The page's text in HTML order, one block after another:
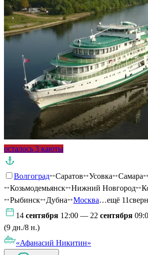
осталось 3 каюты
Волгоград Саратов Усовка Самара
Козьмодемьянск
Нижний Новгород
Рыбинск
Дубна Москва…ещё 11
14 сентября 12:00 — 22 сентября
(9 дн./8 н.)
«Афанасий Никитин»